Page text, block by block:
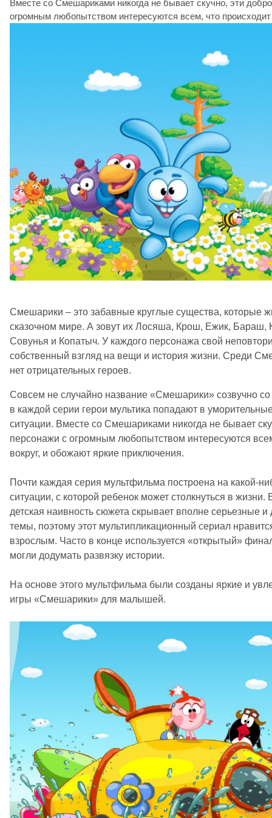
Вместе со Смешариками никогда не бывает скучно, эти
огромным любопытством интересуются всем, что происходит
Смешарики – это забавные круглые существа, которые
сказочном мире. А зовут их Лосяша, Крош, Ежик,
Совунья и Копатыч. У каждого персонажа свой
собственный взгляд на вещи и история жизни. Среди
нет отрицательных героев.
Совсем не случайно название «Смешарики» созвучно
в каждой серии герои мультика попадают в
ситуации. Вместе со Смешариками никогда не бывает
персонажи с огромным любопытством интересуются
вокруг, и обожают яркие приключения.
Почти каждая серия мультфильма построена на какой-
ситуации, с которой ребенок может столкнуться в
детская наивность сюжета скрывает вполне серьезные
темы, поэтому этот мультипликационный сериал
взрослым. Часто в конце используется «открытый»
могли додумать развязку истории.
На основе этого мультфильма были созданы яркие и
игры «Смешарики» для малышей.